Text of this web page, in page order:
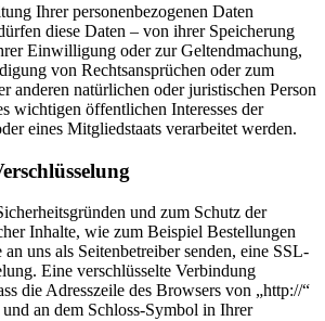
Ihrer personenbezogenen Daten
diese Daten – von ihrer Speicherung
Einwilligung oder zur Geltendmachung,
von Rechtsansprüchen oder zum
anderen natürlichen oder juristischen Person
wichtigen öffentlichen Interesses der
eines Mitgliedstaats verarbeitet werden.
und zum Schutz der
Inhalte, wie zum Beispiel Bestellungen
uns als Seitenbetreiber senden, eine SSL-
Eine verschlüsselte Verbindung
die Adresszeile des Browsers von „http://“
an dem Schloss-Symbol in Ihrer